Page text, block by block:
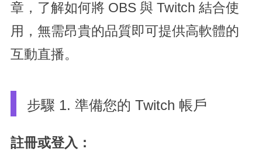
章，了解如何將 OBS 與 Twitch 結合使
用，無需昂貴的品質即可提供高軟體的
互動直播。
步驟 1. 準備您的 Twitch 帳戶
註冊或登入：